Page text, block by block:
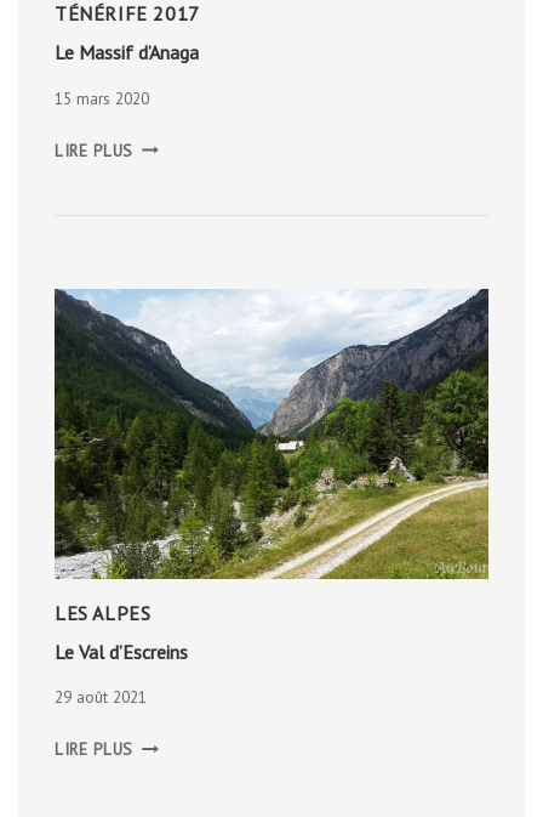
TÉNÉRIFE 2017
Le Massif d’Anaga
15 mars 2020
LIRE PLUS MASSIF
LES ALPES
Le Val d’Escreins
29 août 2021
LIRE PLUS VAL